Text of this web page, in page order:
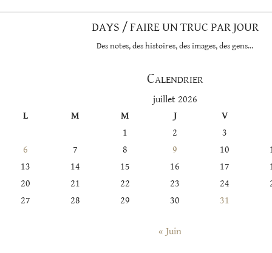
DAYS / FAIRE UN TRUC PAR JOUR
Des notes, des histoires, des images, des gens…
Calendrier
juillet 2026
L
M M J
V
1
2
3
6
7 8 9 10
13
14 15 16 17
20
21 22 23 24
27
28 29 30 31
« Juin